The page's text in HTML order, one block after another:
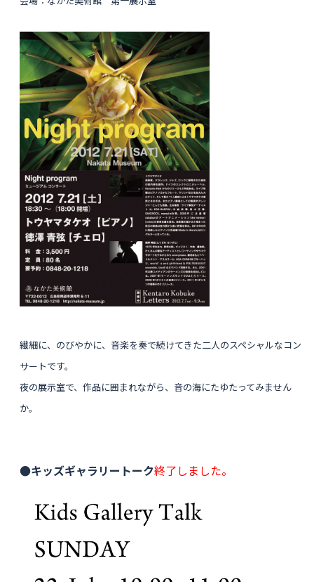
繊細に、のびやかに、音楽を奏で続けてきた二人のスペシャルなコン
サートです。
夜の展示室で、作品に囲まれながら、音の海にたゆたってみません
か。
●キッズギャラリートーク終了しました。